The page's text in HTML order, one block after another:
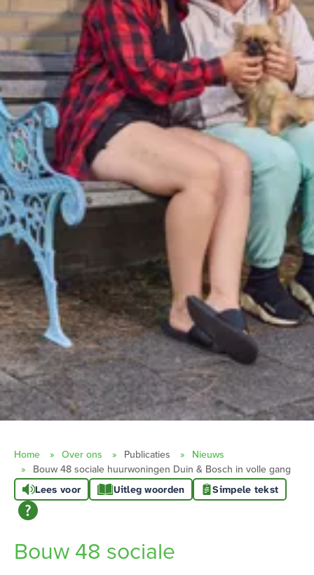
Home Over ons Publicaties
Nieuws
Bouw 48 sociale huurwoningen Duin & Bosch in volle gang
Lees voor Uitleg woorden Simpele tekst
Bouw 48 sociale